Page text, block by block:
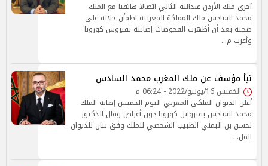
أجرى ملك الأردن عبدالله الثاني اتصالا هاتفيا مع الملك
محمد السادس ملك المملكة المغربية اطمأن خلاله على
صحته بعد أن أظهرت الفحوصات إصابته بفيروس كورونا
وأعرب م…
نبأ مؤسف عن ملك المغرب محمد السادس
الخميس 16/يونيو/2022 - 06:24 م
أعلن الديوان الملكي المغربي اليوم الخميس إصابة الملك
محمد السادس بفيروس كورونا دون أعراض وقال الدكتور
لحسن بن اليمني الطبيب الشخصي للملك وفق بيان للديوان
المل…